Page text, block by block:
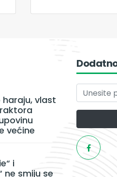
haraju, vlast
većine
i
ne smiju se